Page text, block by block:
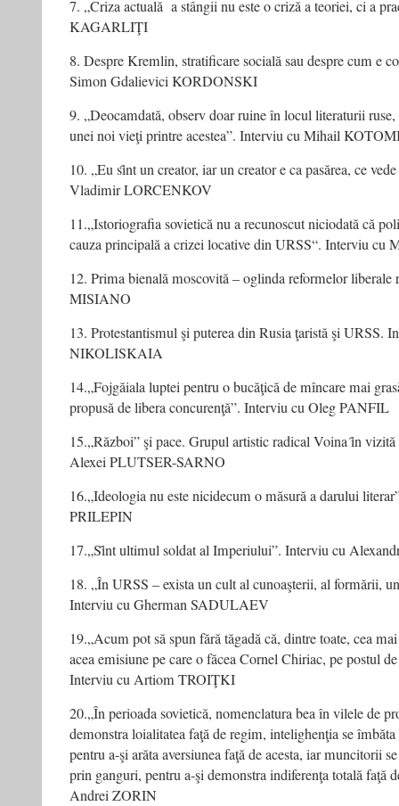
7. „Criza actuală a stângii nu este o criză a teoriei, ci a
KAGARLIŢI
8. Despre Kremlin, stratificare socială sau despre cum e
Simon Gdalievici KORDONSKI
9. „Deocamdată, observ doar ruine în locul literaturii ruse,
unei noi vieţi printre acestea”. Interviu cu Mihail
10. „Eu sȋnt un creator, iar un creator e ca pasărea, ce
Vladimir LORCENKOV
11.„Istoriografia sovietică nu a recunoscut niciodată că
cauza principală a crizei locative din URSS“. Interviu cu
12. Prima bienală moscovită – oglinda reformelor
MISIANO
13. Protestantismul şi puterea din Rusia ţaristă şi URSS.
NIKOLISKAIA
14.„Fojgăiala luptei pentru o bucăţică de mîncare mai
propusă de libera concurenţă”. Interviu cu Oleg PANFIL
15.„Război” şi pace. Grupul artistic radical Voina ȋn
Alexei PLUTSER-SARNO
16.„Ideologia nu este nicidecum o măsură a darului
PRILEPIN
17.„Sȋnt ultimul soldat al Imperiului”. Interviu cu
18. „În URSS – exista un cult al cunoaşterii, al formării,
Interviu cu Gherman SADULAEV
19.„Acum pot să spun fără tăgadă că, dintre toate, cea
acea emisiune pe care o făcea Cornel Chiriac, pe postul
Interviu cu Artiom TROIŢKI
20.„În perioada sovietică, nomenclatura bea în vilele de
demonstra loialitatea faţă de regim, intelighenţia se îmbăta
pentru a-şi arăta aversiunea faţă de acesta, iar muncitorii
prin ganguri, pentru a-şi demonstra indiferenţa totală faţă
Andrei ZORIN